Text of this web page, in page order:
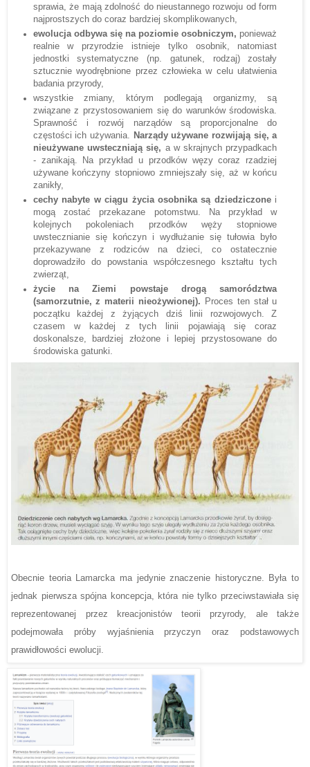
sprawia, że mają zdolność do nieustannego rozwoju od form
najprostszych do coraz bardziej skomplikowanych,
ewolucja odbywa się na poziomie osobniczym, ponieważ
realnie w przyrodzie istnieje tylko osobnik, natomiast
jednostki systematyczne (np. gatunek, rodzaj) zostały
sztucznie wyodrębnione przez człowieka w celu ułatwienia
badania przyrody,
wszystkie zmiany, którym podlegają organizmy, są
związane z przystosowaniem się do warunków środowiska.
Sprawność i rozwój narządów są proporcjonalne do
częstości ich używania. Narządy używane rozwijają się, a
nieużywane uwsteczniają się, a w skrajnych przypadkach
- zanikają. Na przykład u przodków węzy coraz rzadziej
używane kończyny stopniowo zmniejszały się, aż w końcu
zanikły,
cechy nabyte w ciągu życia osobnika są dziedziczone i
mogą zostać przekazane potomstwu. Na przykład w
kolejnych pokoleniach przodków węży stopniowe
uwstecznianie się kończyn i wydłużanie się tułowia było
przekazywane z rodziców na dzieci, co ostatecznie
doprowadziło do powstania współczesnego kształtu tych
zwierząt,
życie na Ziemi powstaje drogą samorództwa
(samorzutnie, z materii nieożywionej). Proces ten stał u
początku każdej z żyjących dziś linii rozwojowych. Z
czasem w każdej z tych linii pojawiają się coraz
doskonalsze, bardziej złożone i lepiej przystosowane do
środowiska gatunki.
Obecnie teoria Lamarcka ma jedynie znaczenie historyczne. Była to
jednak pierwsza spójna koncepcja, która nie tylko przeciwstawiała się
reprezentowanej przez kreacjonistów teorii przyrody, ale także
podejmowała próby wyjaśnienia przyczyn oraz podstawowych
prawidłowości ewolucji.